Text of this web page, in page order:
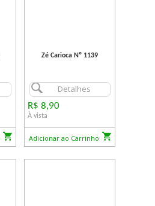
Zé Carioca Nº 1139
Detalhes
R$ 8,90
À vista
Adicionar ao Carrinho